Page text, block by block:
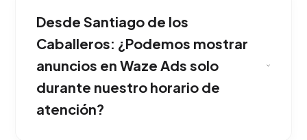
concesionarios, clínicas o tiendas minoristas
que buscan atraer clientes que conducen
cerca de su zona. Esta estrategia ha
Santiago de los Caballeros.
Desde Santiago de los
Caballeros: ¿Podemos mostrar
anuncios en Waze Ads solo
durante nuestro horario de
atención?